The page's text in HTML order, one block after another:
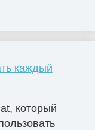
каждый
который